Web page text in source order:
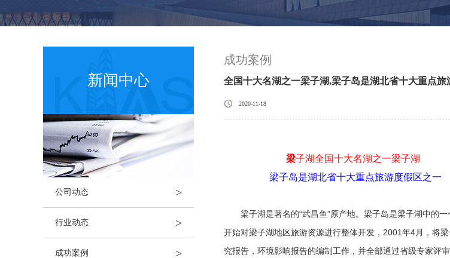
新闻中心
公司动态 >
行业动态 >
成功案例 >
成功案例
全国十大名湖之一梁子湖,梁子岛是湖北省十大重点旅
2020-11-18
梁子湖全国十大名湖之一梁子湖
梁子岛是湖北省十大重点旅游度假区之一
梁子湖是著名的“武昌鱼”原产地。梁子岛是梁子湖中的一
开始对梁子湖地区旅游资源进行整体开发，2001年4月，将
究报告，环境影响报告的编制工作，并全部通过省级专家评